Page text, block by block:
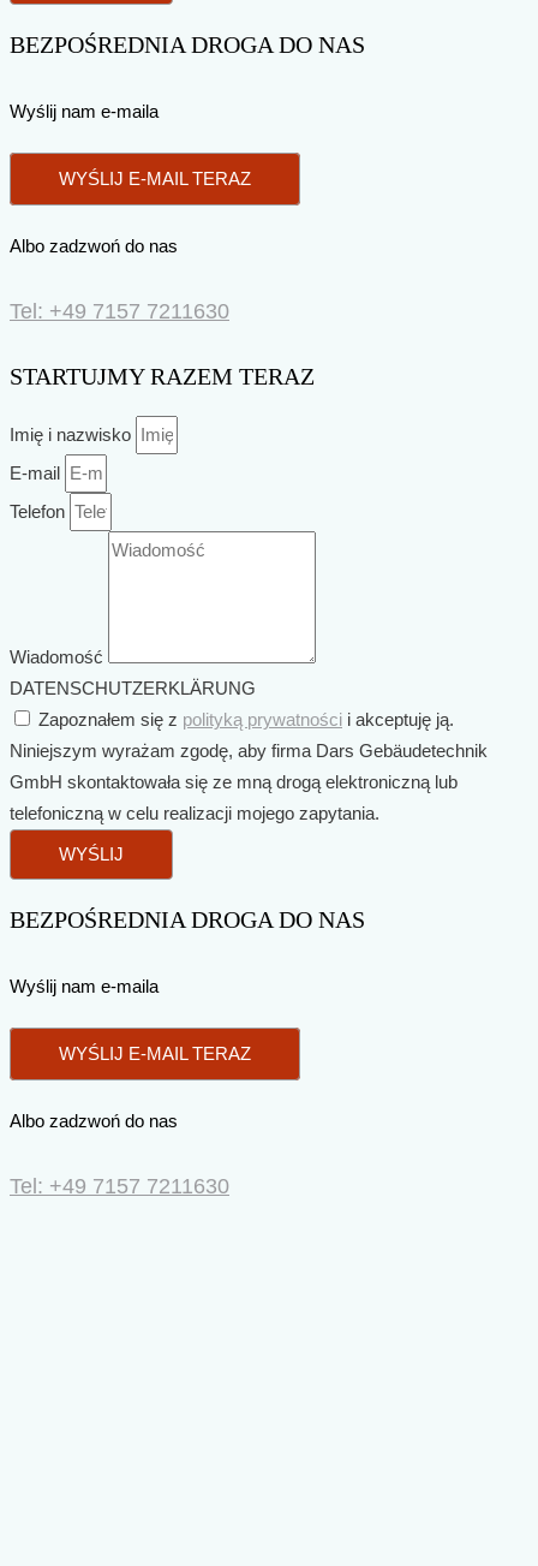
BEZPOŚREDNIA DROGA DO NAS
Wyślij nam e-maila
WYŚLIJ E-MAIL TERAZ
Albo zadzwoń do nas
Tel: +49 7157 7211630
STARTUJMY RAZEM TERAZ
Imię i nazwisko
E-mail
Telefon
Wiadomość
DATENSCHUTZERKLÄRUNG
Zapoznałem się z polityką prywatności i akceptuję ją.
Niniejszym wyrażam zgodę, aby firma Dars Gebäudetechnik
GmbH skontaktowała się ze mną drogą elektroniczną lub
telefoniczną w celu realizacji mojego zapytania.
WYŚLIJ
BEZPOŚREDNIA DROGA DO NAS
Wyślij nam e-maila
WYŚLIJ E-MAIL TERAZ
Albo zadzwoń do nas
Tel: +49 7157 7211630